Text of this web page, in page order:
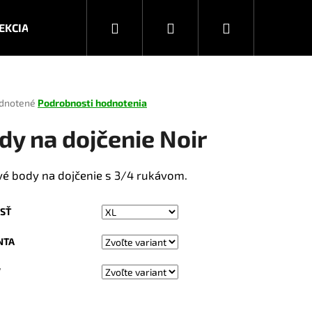
JESEŇ/ZIMA 2026 KOLEKCIA JAR/LETO 2025
Hľadať PrihlásenieNákupný
Podrobnosti hodnotenia
na dojčenie Noir
body na dojčenie s 3/4 rukávom.
Nasledujúce